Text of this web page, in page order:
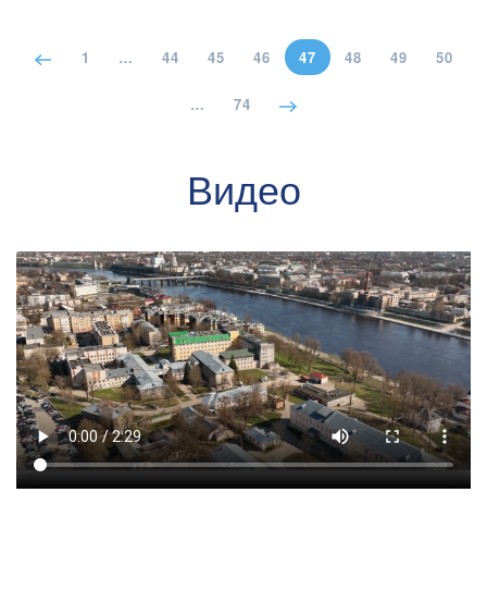
1 … 44 45 46 47 48 49 50
… 74
Видео